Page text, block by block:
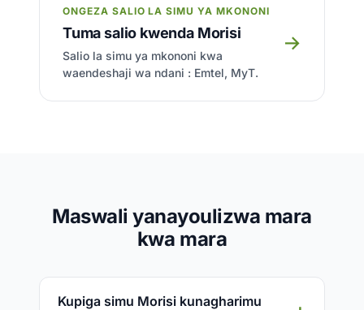
ONGEZA SALIO LA SIMU YA MKONONI
Tuma salio kwenda Morisi
Salio la simu ya mkononi kwa
waendeshaji wa ndani : Emtel, MyT.
→
Maswali yanayoulizwa mara
kwa mara
Kupiga simu Morisi kunagharimu